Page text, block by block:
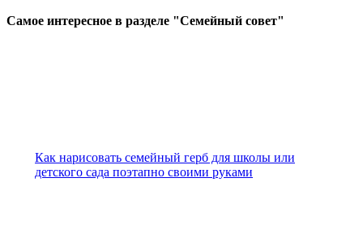
Самое интересное в разделе "Семейный совет"
Как нарисовать семейный герб для школы или
детского сада поэтапно своими руками